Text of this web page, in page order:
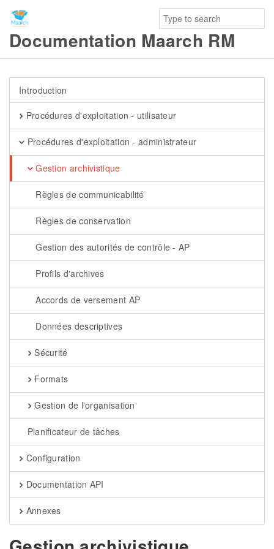
Documentation Maarch RM
Introduction
Procédures d'exploitation - utilisateur
Procédures d'exploitation - administrateur
Gestion archivistique
Règles de communicabilité
Règles de conservation
Gestion des autorités de contrôle - AP
Profils d'archives
Accords de versement AP
Données descriptives
Sécurité
Formats
Gestion de l'organisation
Planificateur de tâches
Configuration
Documentation API
Annexes